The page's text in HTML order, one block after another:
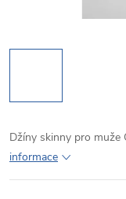
Džíny skinny pro muže
informace